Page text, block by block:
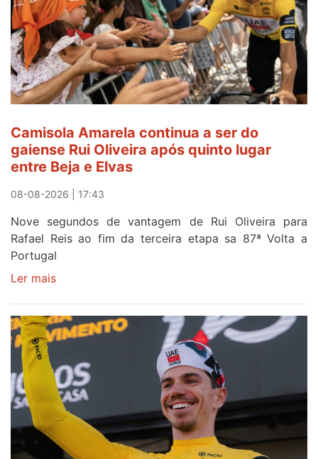
Camisola Amarela continua a ser do
gaiense Rui Oliveira após quinto lugar
entre Beja e Elvas
08-08-2026 | 17:43
Nove segundos de vantagem de Rui Oliveira para
Rafael Reis ao fim da terceira etapa sa 87ª Volta a
Portugal
Ler mais
Amarela
continua
ser
do
gaiense
Rui
Oliveira
após